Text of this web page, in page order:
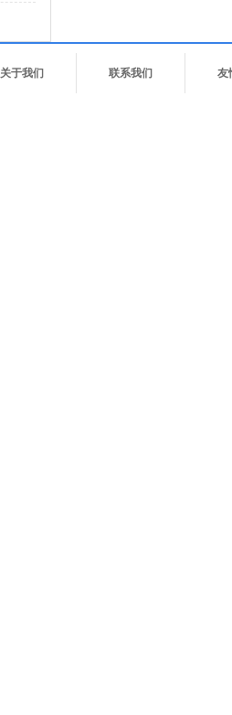
关于我们 联系我们 友